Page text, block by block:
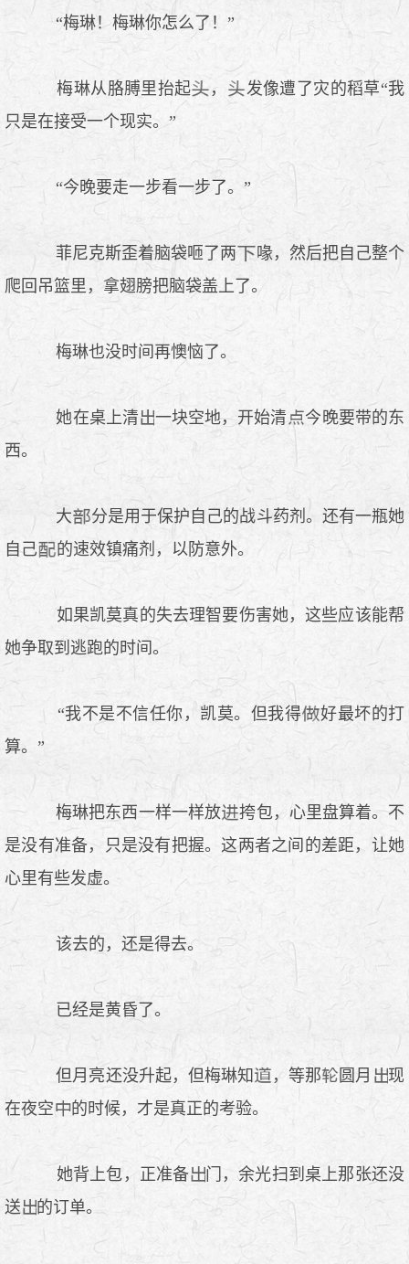
“梅琳！梅琳你怎么了！”
梅琳从胳膊里抬起 ，
发像遭了灾的稻草“我
只是在接受一个现实。”
“今晚要走一步看一步了。”
菲尼克斯歪着脑袋咂了两
喙，然后把自己整个
爬回吊篮里，拿翅膀把脑袋盖上了。
梅琳也没时间再懊恼了。
她在桌上清 一块空地，开始清
今晚要带的东
西。
大
分是用于保护自己的战斗药剂。还有一瓶她
自己
的速效镇痛剂，以防意外。
如果凯莫真的失去理智要伤害她，这些应该能帮
她争取到逃跑的时间。
“我不是不信任你，凯莫。但我得
好最坏的打
算。”
梅琳把东西一样一样放
挎包，心里盘算着。不
是没有准备，只是没有把握。这两者之间的差距，让她
心里有些发虚。
该去的，还是得去。
已经是黄昏了。
但月亮还没升起，但梅琳知 ，等那 圆月
现
在夜空
的时候，才是真正的考验。
她背上包，正准备
门，余光扫到桌上那张还没
送
的订单。